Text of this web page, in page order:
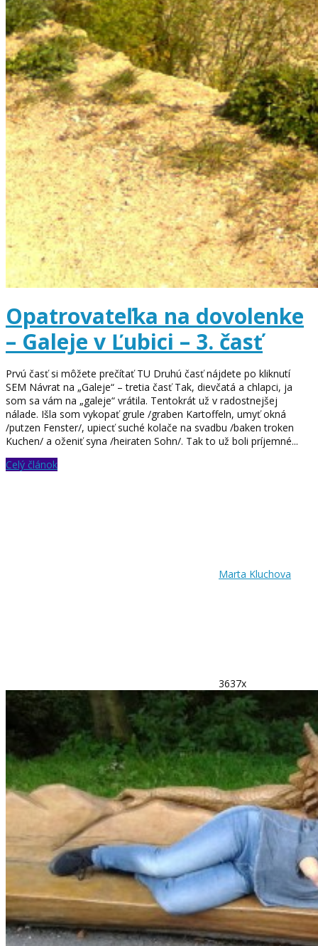
Opatrovateľka na dovolenke
– Galeje v Ľubici – 3. časť
Prvú časť si môžete prečítať TU Druhú časť nájdete po kliknutí
SEM Návrat na „Galeje“ – tretia časť Tak, dievčatá a chlapci, ja
som sa vám na „galeje“ vrátila. Tentokrát už v radostnejšej
nálade. Išla som vykopať grule /graben Kartoffeln, umyť okná
/putzen Fenster/, upiecť suché kolače na svadbu /baken troken
Kuchen/ a oženiť syna /heiraten Sohn/. Tak to už boli príjemné...
Celý článok
Marta Kluchova
3637x